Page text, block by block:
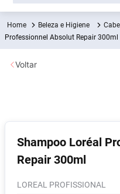
Beleza e Higiene
Professionnel Absolut Repair 300ml
Shampoo Loréal
Repair 300ml
LOREAL PROFISSIONAL
Voltar
Termos mais
1º Fralda
2
6º Desodorante
7º Shampoo
8º Absorvente